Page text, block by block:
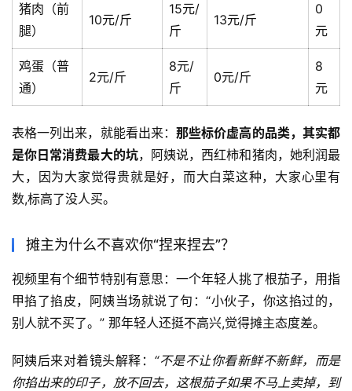
猪肉（前
腿）
10元/斤
15元/
斤
13元/斤
0
元
鸡蛋（普
通）
2元/斤
8元/
斤
0元/斤
8
元
表格一列出来，就能看出来：那些标价虚高的品类，其实都
是你日常消费最大的坑，阿姨说，西红柿和猪肉，她利润最
大，因为大家觉得贵就是好，而大白菜这种，大家心里有
数,标高了没人买。
摊主为什么不喜欢你“捏来捏去”？
视频里有个细节特别有意思：一个年轻人挑了根茄子，用指
甲掐了掐皮，阿姨当场就说了句：“小伙子，你这掐过的，
别人就不买了。” 那年轻人还挺不高兴,觉得摊主态度差。
阿姨后来对着镜头解释： “不是不让你看新鲜不新鲜，而是
你掐出来的印子，放不回去，这根茄子如果不马上卖掉，到